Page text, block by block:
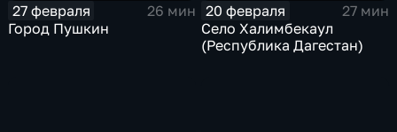
27 февраля
26 мин
Город Пушкин
20 февраля
27 мин
Село Халимбекаул
(Республика Дагестан)